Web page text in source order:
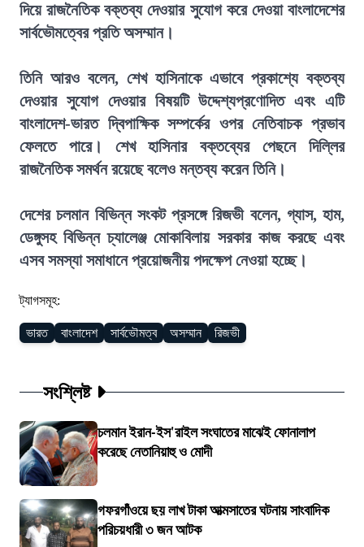
দিয়ে রাজনৈতিক বক্তব্য দেওয়ার সুযোগ করে দেওয়া বাংলাদেশের
সার্বভৌমত্বের প্রতি অসম্মান।
তিনি আরও বলেন, শেখ হাসিনাকে এভাবে প্রকাশ্যে বক্তব্য
দেওয়ার সুযোগ দেওয়ার বিষয়টি উদ্দেশ্যপ্রণোদিত এবং এটি
বাংলাদেশ-ভারত দ্বিপাক্ষিক সম্পর্কের ওপর নেতিবাচক প্রভাব
ফেলতে পারে। শেখ হাসিনার বক্তব্যের পেছনে দিল্লির
রাজনৈতিক সমর্থন রয়েছে বলেও মন্তব্য করেন তিনি।
দেশের চলমান বিভিন্ন সংকট প্রসঙ্গে রিজভী বলেন, গ্যাস, হাম,
ডেঙ্গুসহ বিভিন্ন চ্যালেঞ্জ মোকাবিলায় সরকার কাজ করছে এবং
এসব সমস্যা সমাধানে প্রয়োজনীয় পদক্ষেপ নেওয়া হচ্ছে।
ট্যাগসমূহ:
ভারত বাংলাদেশ সার্বভৌমত্ব অসম্মান রিজভী
সংশ্লিষ্ট
চলমান ইরান-ইস'রাইল সংঘাতের মাঝেই ফোনালাপ
করেছে নেতানিয়াহু ও মোদী
গফরগাঁওয়ে ছয় লাখ টাকা আত্মসাতের ঘটনায় সাংবাদিক
পরিচয়ধারী ৩ জন আটক